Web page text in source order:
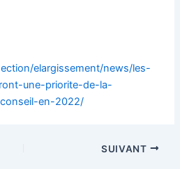
elargissement/news/les-
une-priorite-de-la-
en-2022/
SUIVANT